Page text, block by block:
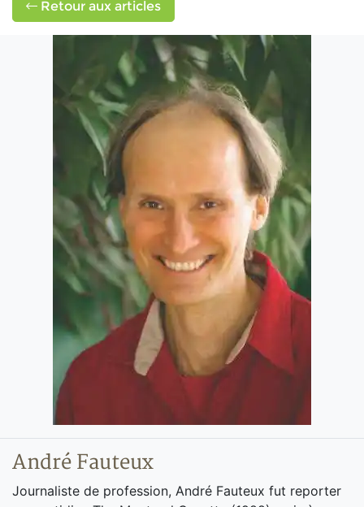
Retour aux articles
André Fauteux
Journaliste de profession, André Fauteux fut reporter